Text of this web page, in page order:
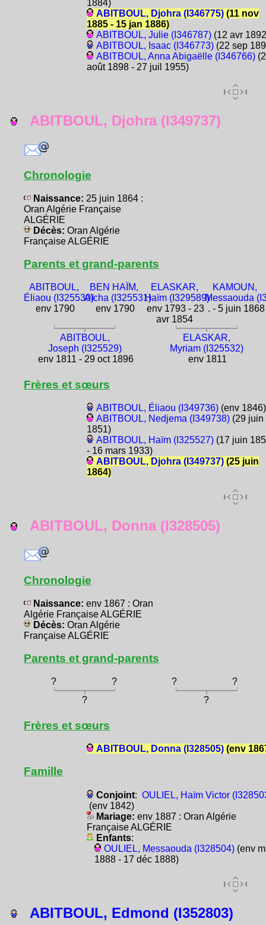
1884)
ABITBOUL, Djohra (I346775)(11 nov
1885 - 15 jan 1886)
ABITBOUL, Julie (I346787)(12 avr
ABITBOUL, Isaac (I346773)(22 sep
ABITBOUL, Anna Abigaëlle (I346766)
août 1898 - 27 juil 1955)
ABITBOUL, Djohra (I349737)
Chronologie
Naissance: 25 juin 1864 :
Oran Algérie Française
ALGÉRIE
Décès: Oran Algérie
Française ALGÉRIE
Parents et grand-parents
ABITBOUL,
Éliaou (I325530)
env 1790
BEN HAÏM,
Aïcha (I325531)
env 1790
ELASKAR,
Haïm (I329589)
env 1793 - 23
avr 1854
KAMOUN,
Messaouda
. - 5 juin 1868
ABITBOUL,
Joseph (I325529)
env 1811 - 29 oct 1896
ELASKAR,
Myriam (I325532)
env 1811
Frères et sœurs
ABITBOUL, Éliaou (I349736)(env 1846)
ABITBOUL, Nedjema (I349738)(29 juin
1851)
ABITBOUL, Haïm (I325527)(17 juin
- 16 mars 1933)
ABITBOUL, Djohra (I349737)(25 juin
1864)
ABITBOUL, Donna (I328505)
Chronologie
Naissance: env 1867 : Oran
Algérie Française ALGÉRIE
Décès: Oran Algérie
Française ALGÉRIE
Parents et grand-parents
? ? ?
?
?
?
Frères et sœurs
ABITBOUL, Donna (I328505)(env
Famille
Conjoint: OULIEL, Haïm Victor
(env 1842)
Mariage: env 1887 : Oran Algérie
Française ALGÉRIE
Enfants:
OULIEL, Messaouda (I328504)(env
1888 - 17 déc 1888)
ABITBOUL, Edmond (I352803)